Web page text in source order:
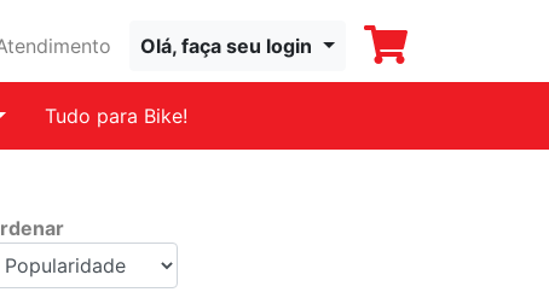
Olá, faça seu login
Tudo para Bike!